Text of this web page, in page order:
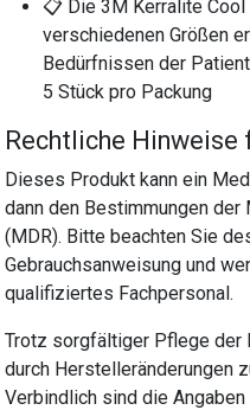
📋 Die 3M Kerralite
verschiedenen Größen
Bedürfnissen der
5 Stück pro Packung
Rechtliche
Dieses Produkt kann ein
dann den Bestimmungen
(MDR). Bitte beachten Sie
Gebrauchsanweisung und
qualifiziertes Fachpersonal.
Trotz sorgfältiger Pflege der
durch Herstelleränderungen
Verbindlich sind die